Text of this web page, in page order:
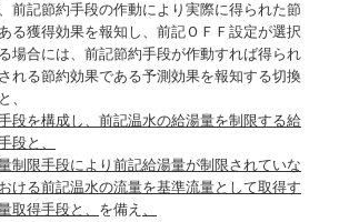
前記節約手段の作動により実際に得られた節
る獲得効果を報知し、前記ＯＦＦ設定が選択
場合には、前記節約手段が作動すれば得られ
れる節約効果である予測効果を報知する切換
、
段を構成し、前記温水の給湯量を制限する給
段と、
制限手段により前記給湯量が制限されていな
ける前記温水の流量を基準流量として取得す
取得手段と、 を備え 、